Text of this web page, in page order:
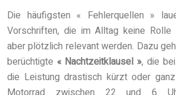
Die häufigsten « Fehlerquellen »
Vorschriften, die im Alltag keine Rolle
aber plötzlich relevant werden. Dazu
berüchtigte « Nachtzeitklausel », die
die Leistung drastisch kürzt oder